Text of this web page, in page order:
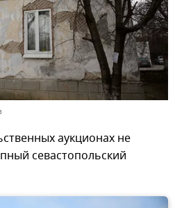
аукционах не
севастопольский